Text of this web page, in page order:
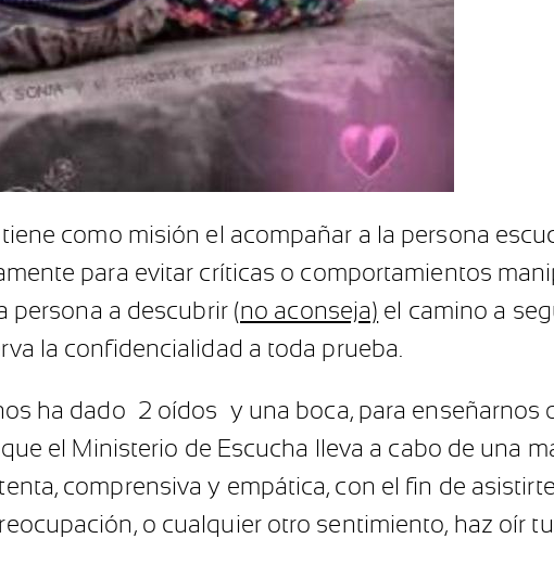
como misión el acompañar a la persona
para evitar críticas o comportamientos
persona a descubrir (no aconseja) el camino a
la confidencialidad a toda prueba.
ha dado 2 oídos y una boca, para enseñarnos
el Ministerio de Escucha lleva a cabo de una
comprensiva y empática, con el fin de
o cualquier otro sentimiento, haz oír